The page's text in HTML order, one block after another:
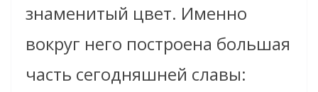
знаменитый цвет. Именно
вокруг него построена большая
часть сегодняшней славы: